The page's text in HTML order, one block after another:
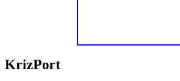
KrizPort